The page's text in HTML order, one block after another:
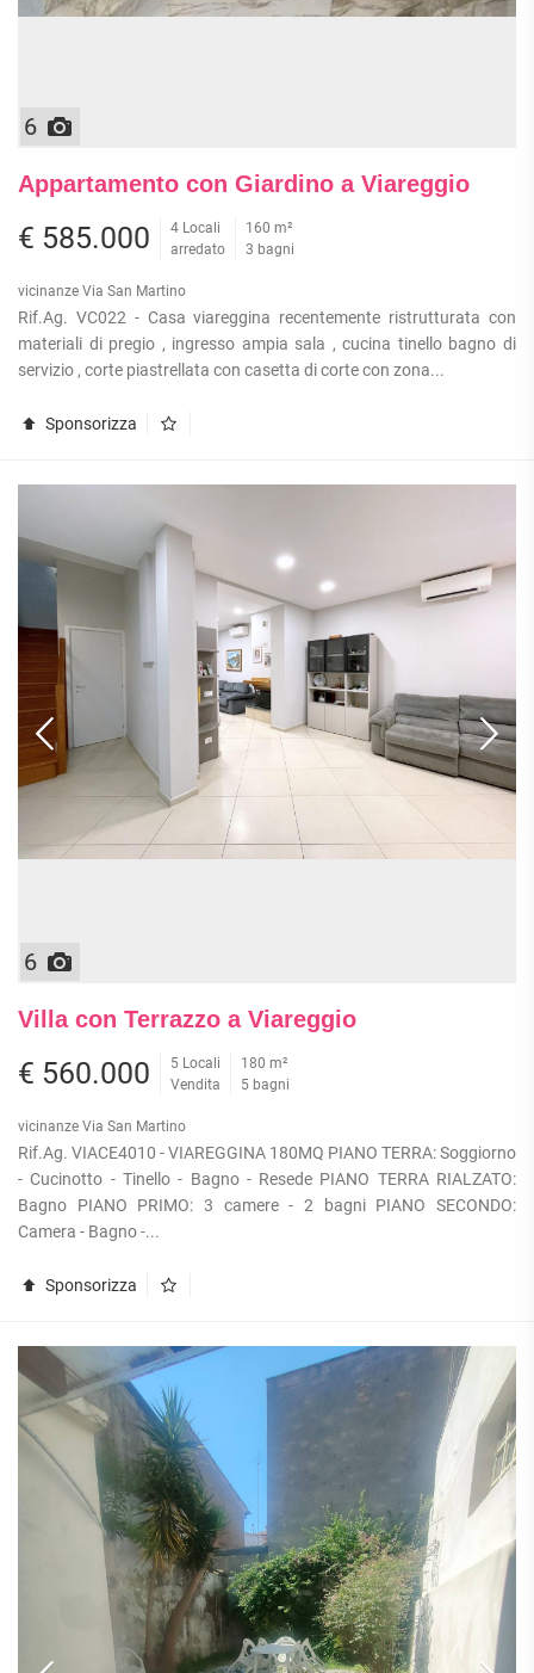
6
Appartamento con Giardino a Viareggio
€ 585.000
4 Locali
arredato
160 m²
3 bagni
vicinanze Via San Martino
Rif.Ag. VC022 - Casa viareggina recentemente ristrutturata con
materiali di pregio , ingresso ampia sala , cucina tinello bagno di
servizio , corte piastrellata con casetta di corte con zona...
Sponsorizza
6
Villa con Terrazzo a Viareggio
€ 560.000
5 Locali
Vendita
180 m²
5 bagni
vicinanze Via San Martino
Rif.Ag. VIACE4010 - VIAREGGINA 180MQ PIANO TERRA: Soggiorno
- Cucinotto - Tinello - Bagno - Resede PIANO TERRA RIALZATO:
Bagno PIANO PRIMO: 3 camere - 2 bagni PIANO SECONDO:
Camera - Bagno -...
Sponsorizza